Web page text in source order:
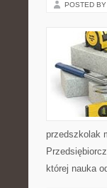
POSTED BY
przedszkolak
której nauka